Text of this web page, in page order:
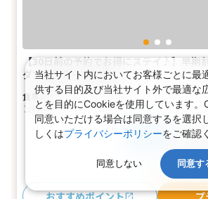
【30日前の予約でお得にステイ♪】早期
ダブル(1名～2名1室)
食事なし 1～2名 ダ
禁煙
おとな1名 税込
旅行代
(おとな2名 こ
おすすめポイント プ
当社サイト内においてお客様ごとに最
供する目的及び当社サイト外で最適な
とを目的にCookieを使用しています。
同意いただける場合は同意するを選択
しくはプライバシーポリシーをご確認
同意しない 同意す